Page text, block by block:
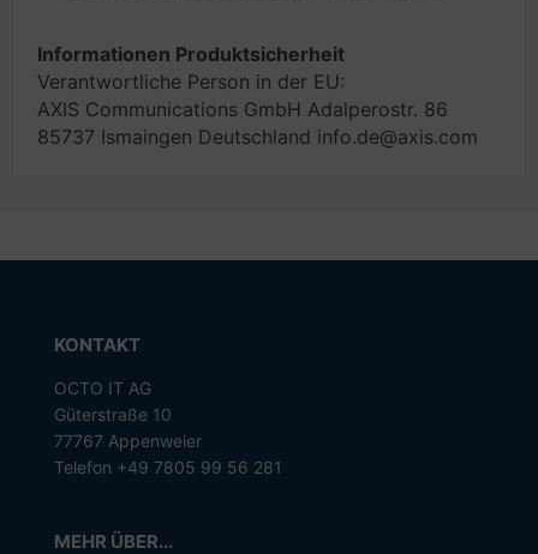
Informationen Produktsicherheit
Verantwortliche Person in der EU:
AXIS Communications GmbH Adalperostr. 86
85737 Ismaingen Deutschland info.de@axis.com
KONTAKT
OCTO IT AG
Güterstraße 10
77767 Appenweier
Telefon +49 7805 99 56 281
MEHR ÜBER...